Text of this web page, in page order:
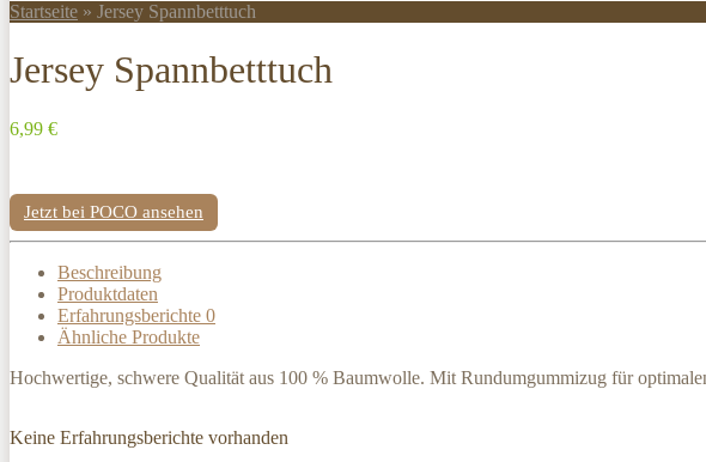
Startseite » Jersey Spannbetttuch
Jersey Spannbetttuch
6,99 €
Jetzt bei POCO ansehen
Beschreibung
Produktdaten
Erfahrungsberichte 0
Ähnliche Produkte
Hochwertige, schwere Qualität aus 100 % Baumwolle. Mit Rundumgummizug für
Keine Erfahrungsberichte vorhanden